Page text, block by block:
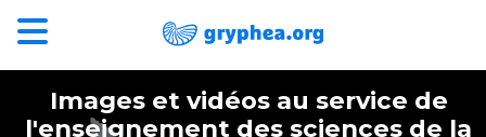
Images et vidéos au service de
l'enseignement des sciences de la